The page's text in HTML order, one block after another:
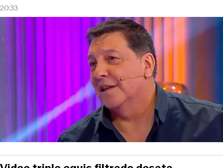
20:33